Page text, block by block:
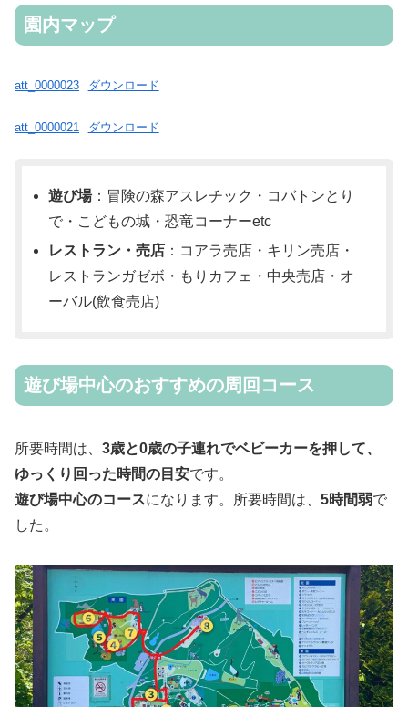
園内マップ
att_0000023 ダウンロード
att_0000021 ダウンロード
遊び場：冒険の森アスレチック・コバトンとり
で・こどもの城・恐竜コーナーetc
レストラン・売店 ：コアラ売店・キリン売店・
レストランガゼボ・もりカフェ・中央売店・オ
ーバル(飲食売店)
遊び場中心のおすすめの周回コース
所要時間は、 3歳と0歳の子連れでベビーカーを押して、
ゆっくり回った時間の目安です。
遊び場中心のコースになります。所要時間は、 5時間弱で
した。